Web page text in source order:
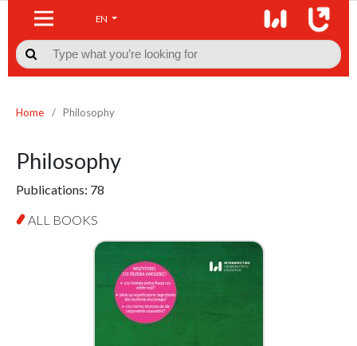
EN

Home / Philosophy
Philosophy
Publications: 78
ALL BOOKS